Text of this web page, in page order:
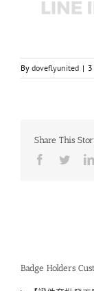
By doveflyunited |
Share This
Facebook
Twitter
Badge Holders